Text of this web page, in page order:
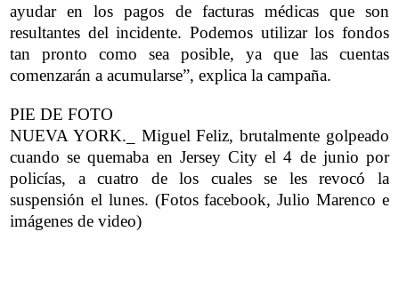
ayudar en los pagos de facturas médicas que son
resultantes del incidente. Podemos utilizar los fondos
tan pronto como sea posible, ya que las cuentas
comenzarán a acumularse”, explica la campaña.
PIE DE FOTO
NUEVA YORK._ Miguel Feliz, brutalmente golpeado
cuando se quemaba en Jersey City el 4 de junio por
policías, a cuatro de los cuales se les revocó la
suspensión el lunes. (Fotos facebook, Julio Marenco e
imágenes de video)